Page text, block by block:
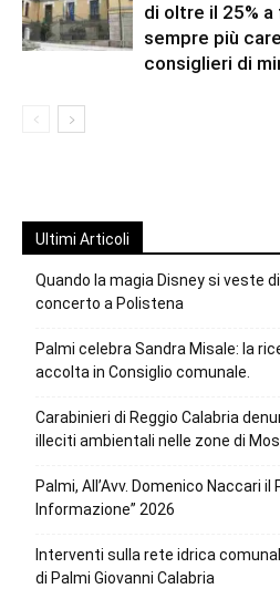
di oltre il 25%
sempre più
consiglieri di
Ultimi Articoli
Quando la magia Disney si veste
concerto a Polistena
Palmi celebra Sandra Misale: la
accolta in Consiglio comunale.
Carabinieri di Reggio Calabria
illeciti ambientali nelle zone di
Palmi, All’Avv. Domenico Naccari
Informazione” 2026
Interventi sulla rete idrica
di Palmi Giovanni Calabria